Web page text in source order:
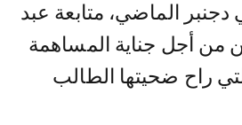
الماضي، متابعة عبد
من أجل جناية المساهمة
راح ضحيتها الطالب